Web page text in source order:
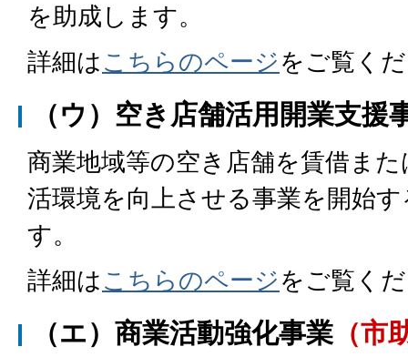
を助成します。
詳細はこちらのページをご覧く
（ウ）空き店舗活用開業支援
商業地域等の空き店舗を賃借ま
活環境を向上させる事業を開始
す。
詳細はこちらのページをご覧く
（エ）商業活動強化事業 （市